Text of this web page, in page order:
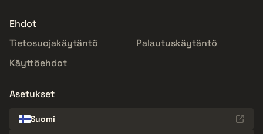
Ehdot
Tietosuojakäytäntö
Palautuskäytäntö
Käyttöehdot
Asetukset
Suomi